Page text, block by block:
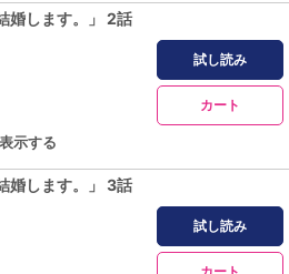
婚します。」 2話
試し読み
カート
示する
婚します。」 3話
試し読み